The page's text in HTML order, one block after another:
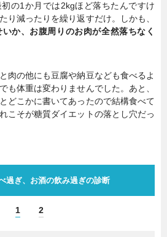
初の1か月では2kgほど落ちたんですけ
り減ったりを繰り返すだけ。しかも、
か、お腹周りのお肉が全然落ちなく
肉の他にも豆腐や納豆なども食べるよ
も体重は変わりませんでした。あと、
どこかに書いてあったので結構食べて
こそが糖質ダイエットの落とし穴だっ
過ぎ、お酒の飲み過ぎの診断
1 2